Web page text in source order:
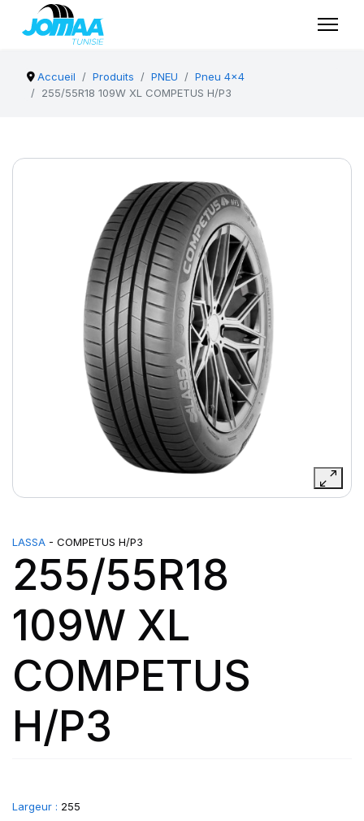
Accueil Produits PNEU
Pneu 4x4
255/55R18 109W XL COMPETUS H/P3
LASSA - COMPETUS H/P3
255/55R18
109W XL
COMPETUS
H/P3
Largeur : 255